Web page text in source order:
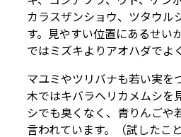
カラスザンショウ、ツタウル
す。見やすい位置にあるせい
ではミズキよりアオハダでよ
マユミやツリバナも若い実を
木ではキバラヘリカメムシを
シでも臭くなく、青りんごや
言われています。（試したこ